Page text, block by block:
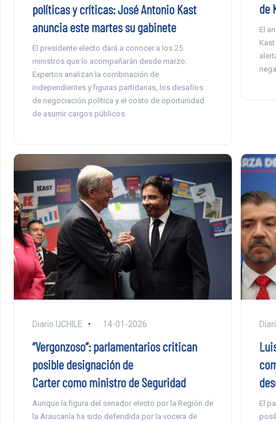
políticas y críticas: José Antonio Kast
anuncia este martes su gabinete
El presidente electo dará a conocer a los 25
ministros que lo acompañarán desde marzo.
Expertos analizan la combinación de
independientes y figuras partidarias, los desafíos
de negociación política y el costo de oportunidad
de asumir cargos públicos.
de
El
Diario UCHILE 14-01-2026
“Vergonzoso”: parlamentarios critican
posible designación de
Carter como ministro de Seguridad
Aunque la figura del senador electo por la Región de
la Araucanía ha sido defendida por la vocera de
El